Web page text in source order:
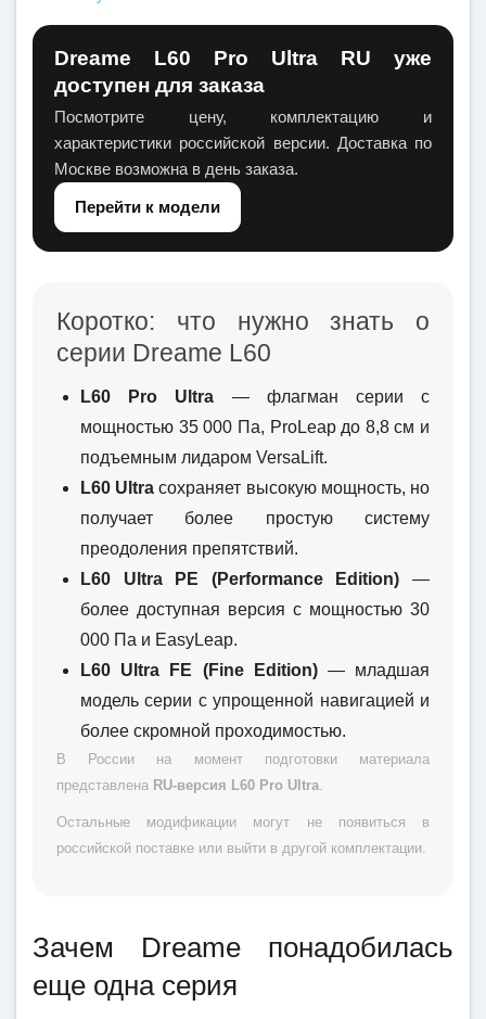
Dreame L60 Pro Ultra RU уже
доступен для заказа
Посмотрите цену, комплектацию и
характеристики российской версии. Доставка по
Москве возможна в день заказа.
Перейти к модели
Коротко: что нужно знать о
серии Dreame L60
L60 Pro Ultra — флагман серии с
мощностью 35 000 Па, ProLeap до 8,8 см и
подъемным лидаром VersaLift.
L60 Ultra сохраняет высокую мощность, но
получает более простую систему
преодоления препятствий.
L60 Ultra PE
(Performance Edition)—
более доступная версия с мощностью 30
000 Па и EasyLeap.
L60 Ultra FE
(Fine Edition) — младшая
модель серии с упрощенной навигацией и
более скромной проходимостью.
В России на момент подготовки материала
представлена RU-версия L60 Pro Ultra.
Остальные модификации могут не появиться в
российской поставке или выйти в другой комплектации.
Зачем Dreame понадобилась
еще одна серия